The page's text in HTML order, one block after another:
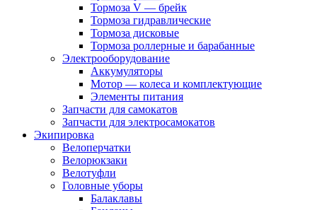
Тормоза V — брейк
Тормоза гидравлические
Тормоза дисковые
Тормоза роллерные и барабанные
Электрооборудование
Аккумуляторы
Мотор — колеса и комплектующие
Элементы питания
Запчасти для самокатов
Запчасти для электросамокатов
Экипировка
Велоперчатки
Велорюкзаки
Велотуфли
Головные уборы
Балаклавы